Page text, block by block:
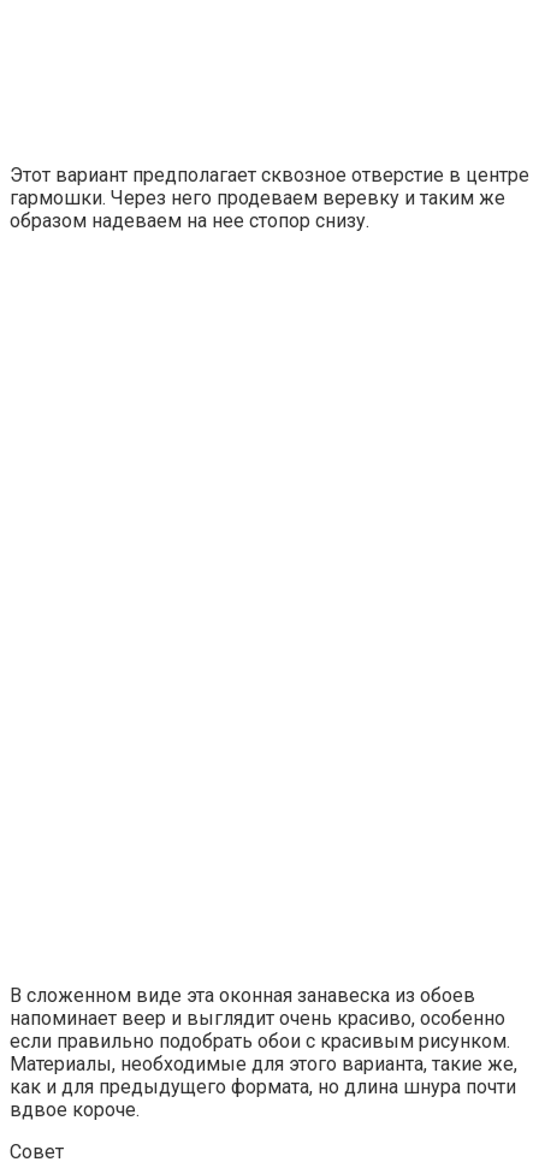
Этот вариант предполагает сквозное отверстие в центре
гармошки. Через него продеваем веревку и таким же
образом надеваем на нее стопор снизу.
В сложенном виде эта оконная занавеска из обоев
напоминает веер и выглядит очень красиво, особенно
если правильно подобрать обои с красивым рисунком.
Материалы, необходимые для этого варианта, такие же,
как и для предыдущего формата, но длина шнура почти
вдвое короче.
Совет